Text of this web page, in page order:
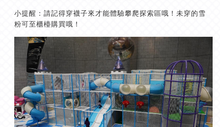
小提醒：請記得穿襪子來才能體驗攀爬探索區哦！未穿的雪
粉可至櫃檯購買哦！